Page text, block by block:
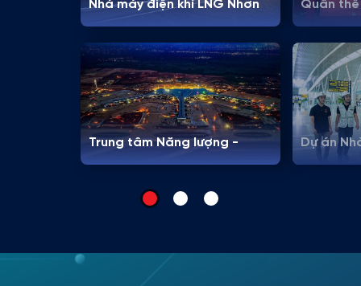
Nhà máy điện khí LNG Nhơn
Trạch 3 & 4
Trung tâm Năng lượng -
Cảng HKQT Long Thành
Quần
City –
Dự án
– Cảng